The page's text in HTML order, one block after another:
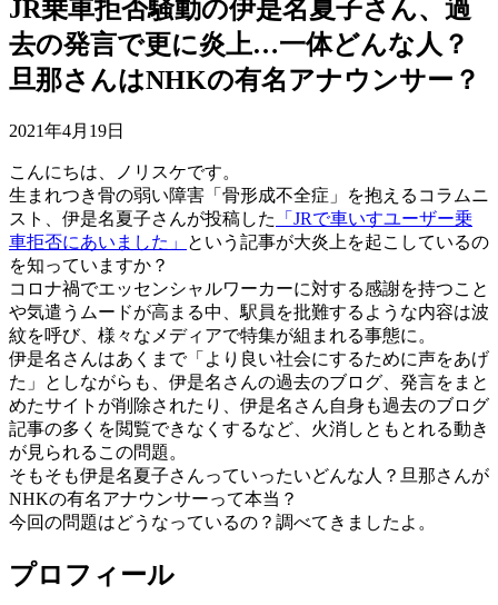
JR乗車拒否騒動の伊是名夏子さん、過
去の発言で更に炎上…一体どんな人？
旦那さんはNHKの有名アナウンサー？
2021年4月19日
こんにちは、ノリスケです。
生まれつき骨の弱い障害「骨形成不全症」を抱えるコラムニ
スト、伊是名夏子さんが投稿した
「JRで車いすユーザー乗
車拒否にあいました」
という記事が大炎上を起こしているの
を知っていますか？
コロナ禍でエッセンシャルワーカーに対する感謝を持つこと
や気遣うムードが高まる中、駅員を批難するような内容は波
紋を呼び、様々なメディアで特集が組まれる事態に。
伊是名さんはあくまで「より良い社会にするために声をあげ
た」としながらも、伊是名さんの過去のブログ、発言をまと
めたサイトが削除されたり、伊是名さん自身も過去のブログ
記事の多くを閲覧できなくするなど、火消しともとれる動き
が見られるこの問題。
そもそも伊是名夏子さんっていったいどんな人？旦那さんが
NHKの有名アナウンサーって本当？
今回の問題はどうなっているの？調べてきましたよ。
プロフィール